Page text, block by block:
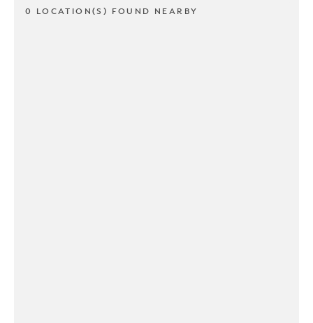
0 LOCATION(S) FOUND NEARBY